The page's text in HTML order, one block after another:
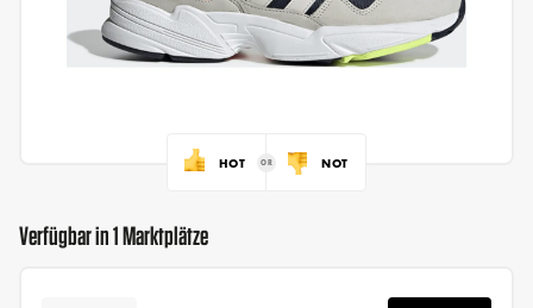
HOT NOT
Verfügbar in 1 Marktplätze